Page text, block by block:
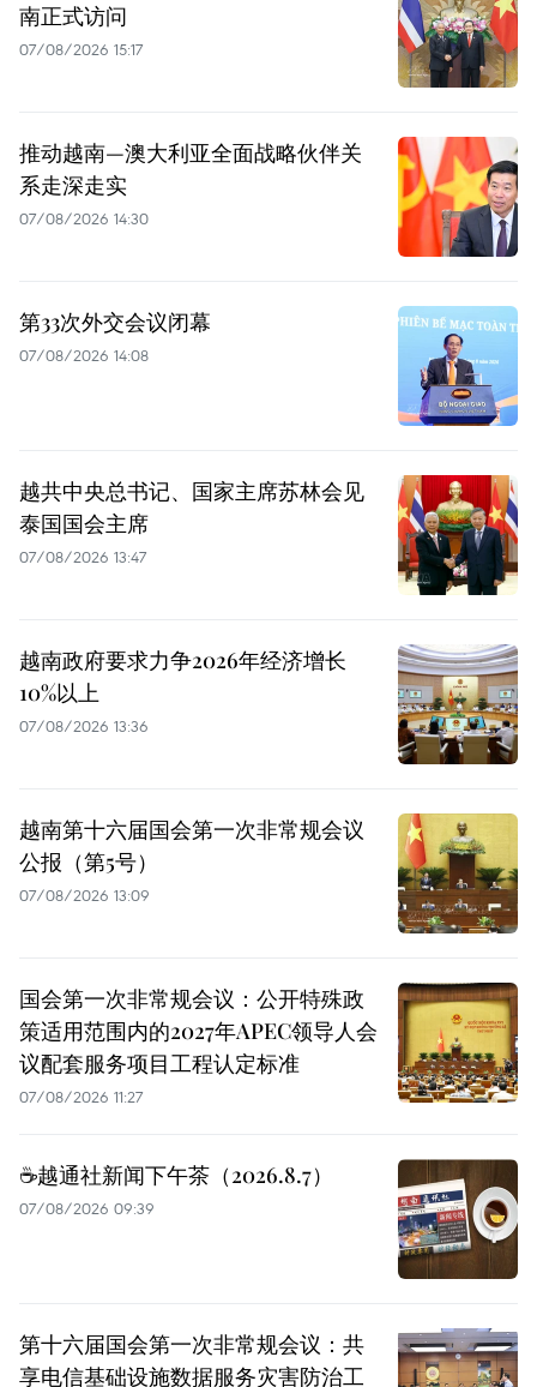
南正式访问
07/08/2026 15:17
推动越南—澳大利亚全面战略伙伴关
系走深走实
07/08/2026 14:30
第33次外交会议闭幕
07/08/2026 14:08
越共中央总书记、国家主席苏林会见
泰国国会主席
07/08/2026 13:47
越南政府要求力争2026年经济增长
10%以上
07/08/2026 13:36
越南第十六届国会第一次非常规会议
公报（第5号）
07/08/2026 13:09
国会第一次非常规会议：公开特殊政
策适用范围内的2027年APEC领导人会
议配套服务项目工程认定标准
07/08/2026 11:27
☕️越通社新闻下午茶（2026.8.7）
07/08/2026 09:39
第十六届国会第一次非常规会议：共
享电信基础设施数据服务灾害防治工